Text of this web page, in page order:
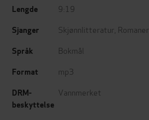
Lengde 9:19
Sjanger Skjønnlitteratur Romaner
Språk Bokmål
Format mp3
DRM-
beskyttelse
Vannmerket